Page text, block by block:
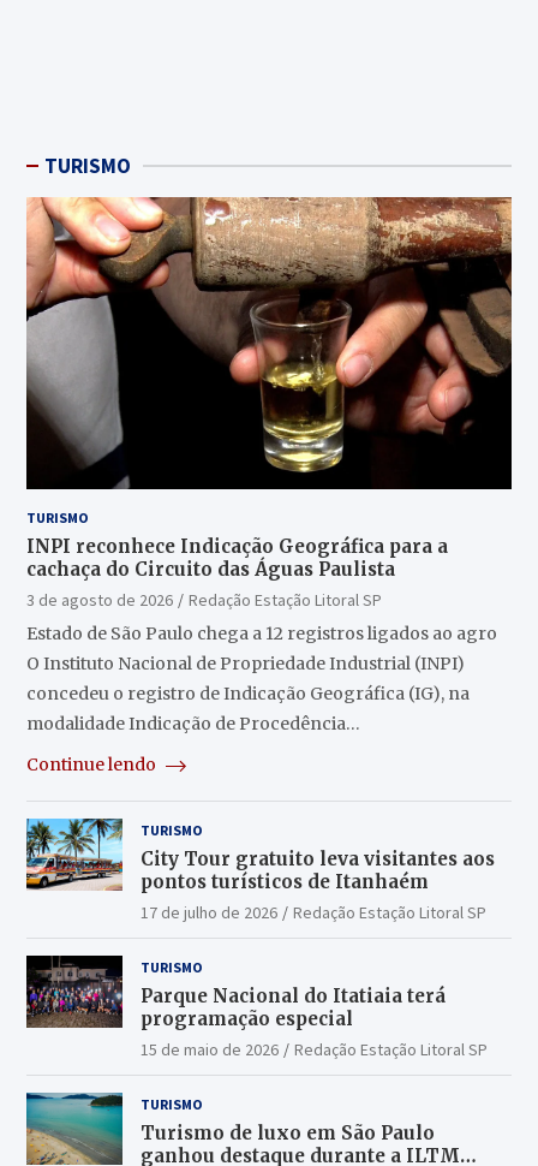
TURISMO
TURISMO
INPI reconhece Indicação Geográfica para a
cachaça do Circuito das Águas Paulista
3 de agosto de 2026
Redação Estação Litoral SP
Estado de São Paulo chega a 12 registros ligados ao agro
O Instituto Nacional de Propriedade Industrial (INPI)
concedeu o registro de Indicação Geográfica (IG), na
modalidade Indicação de Procedência…
Continue lendo
TURISMO
City Tour gratuito leva visitantes aos
pontos turísticos de Itanhaém
17 de julho de 2026 Redação Estação Litoral SP
TURISMO
Parque Nacional do Itatiaia terá
programação especial
15 de maio de 2026 Redação Estação Litoral SP
TURISMO
Turismo de luxo em São Paulo
ganhou destaque durante a ILTM